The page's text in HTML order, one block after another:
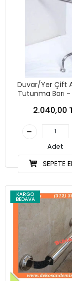
Duvar/Yer Çift
Tutunma Barı -
2.040,00
Adet
SEPETE
KARGO
BEDAVA